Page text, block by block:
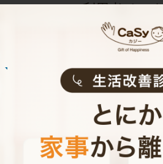
ご利用者イン
Customer
20代 女性 1人暮らし